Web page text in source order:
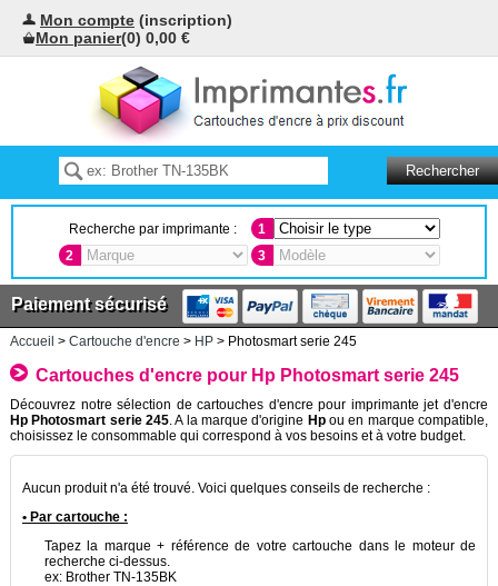
Mon compte (inscription)
Mon panier(0) 0,00 €
Recherche par imprimante :
1
2
3
Paiement sécurisé
Accueil > Cartouche d'encre > HP> Photosmart serie 245
Cartouches d'encre pour Hp Photosmart serie 245
Découvrez notre sélection de cartouches d'encre pour imprimante jet d'encre
Hp Photosmart serie 245. A la marque d'origine Hpou en marque compatible,
choisissez le consommable qui correspond à vos besoins et à votre budget.
Aucun produit n'a été trouvé. Voici quelques conseils de recherche :
• Par cartouche :
Tapez la marque + référence de votre cartouche dans le moteur de
recherche ci-dessus.
ex: Brother TN-135BK